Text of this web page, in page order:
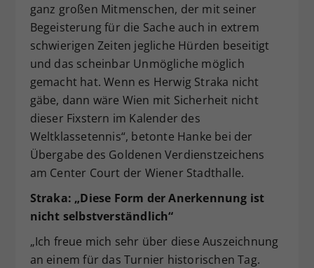
ganz großen Mitmenschen, der mit seiner
Begeisterung für die Sache auch in extrem
schwierigen Zeiten jegliche Hürden beseitigt
und das scheinbar Unmögliche möglich
gemacht hat. Wenn es Herwig Straka nicht
gäbe, dann wäre Wien mit Sicherheit nicht
dieser Fixstern im Kalender des
Weltklassetennis“, betonte Hanke bei der
Übergabe des Goldenen Verdienstzeichens
am Center Court der Wiener Stadthalle.
Straka: „Diese Form der Anerkennung ist
nicht selbstverständlich“
„Ich freue mich sehr über diese Auszeichnung
an einem für das Turnier historischen Tag.